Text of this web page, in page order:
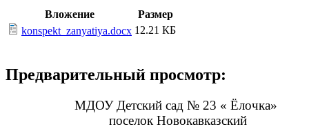
Вложение
Размер
konspekt_zanyatiya.docx 12.21 КБ
Предварительный просмотр:
МДОУ Детский сад № 23 « Ёлочка»
поселок Новокавказский